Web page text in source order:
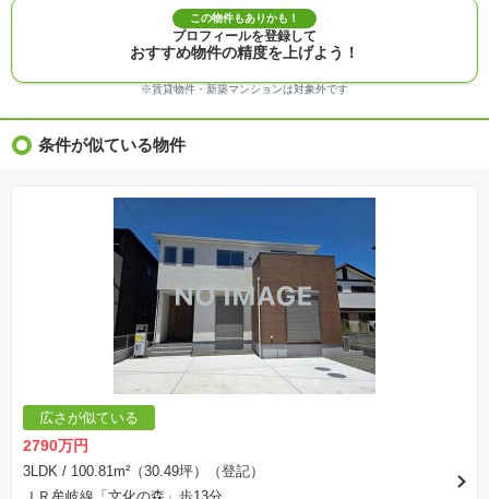
※建築条件付き土地価格には、建物価格は含まれません。
※物件情報は、原則として情報提供日の２日前に最終確認した情報です。
※完成予想図はいずれも外構、植栽、外観等実際のものとは多少異なることがあります。
※モデルルーム・モデルハウス・展示場・ショールームの画像の場合、今回販売の物件と異な
※ＣＧ合成の画像の場合、実際とは多少異なる場合があります。
※物件特徴：販売戸数が複数の物件は、全ての住戸に該当しない項目もあります。
※価格更新：物件価格が変更された日から１週間表示されます。
※土地（建築条件なし）で「建物プラン例」が表記してある時、そのプラン例は特定の建築請
負会社によるもので、当該建築請負会社以外で建てた場合、同様のものが同価格で建てられる
とは限りません。また建築請負会社を特定するものではありません。
※建築条件付き土地とは、その土地に建築する建物の建築請負契約が、一定期間内に成立する
ことを条件として売買される土地のことをいいます。建築請負契約成立に向けて設計プランを
協議するため、土地購入者が自己の希望する建物の設計協議をするために必要な相当の期間の
交渉期間が設定され、その期間内で希望を満たすプランが実現できたかどうかにより結論を出
します。なお、この期間は概ね3ヶ月程度とされています。納得のいくプランが出来ず、建築請
負契約が成立しない場合、土地売買契約は白紙に戻り、土地契約にかかった代金（土地代金、
手付金など）は名目のいかんに関わらず、全て返却されます。
※課税対象物件の「価格」や「費用等」は消費税込みの「総額表示」で統一しています。
※「本体価格」とは、課税対象物件においては「消費税を除いた建物価格」と「土地価格」の
合計額を指します。
表示されておりません。
※取引にかかる費用：物件の契約手続き、決済、引き渡し時にかかる費用を表示しています。
不動産会社によって表記有無が異なるため、ご自身で十分な確認をしていただくようにお願い
いたします。
この物件もありかも！
プロフィールを登録して
おすすめ物件の精度を上げよう！
※賃貸物件・新築マンションは対象外です
条件が似ている物件
広さが似ている
2790万円
3LDK / 100.81m²（30.49坪）（登記）